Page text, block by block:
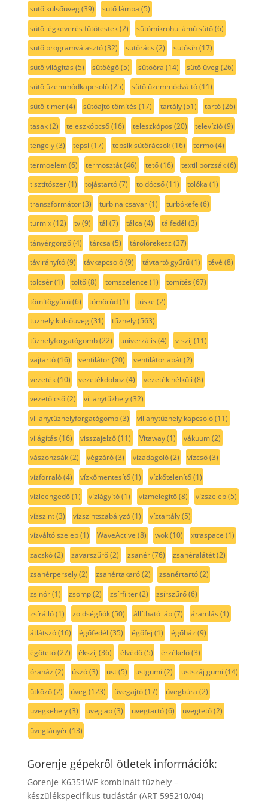
sütő külsőüveg(39) sütő lámpa (5)
sütő légkeverés fűtőtestek(2) sütőmikrohullámú sütő(6)
sütő programválasztó(32) sütőrács (2) sütősín(17)
sütő világítás (5) sütőégő(5) sütőóra (14) sütő üveg(26)
sütő üzemmódkapcsoló(25) sütő üzemmódváltó(11)
sűtő-timer(4) sűtőajtó tömítés (17) tartály(51) tartó(26)
tasak(2) teleszkópcső(16) teleszkópos (20) televízió(9)
tengely(3) tepsi (17) tepsik sütőrácsok(16) termo(4)
termoelem(6) termosztát(46) tető(16) textil porzsák(6)
tisztítószer(1) tojástartó(7) toldócső(11) tolóka (1)
transzformátor(3) turbina csavar(1) turbókefe (6)
turmix(12) tv(9) tál (7) tálca (4) tálfedél (3)
tányérgörgő(4) tárcsa (5) tárolórekesz (37)
távirányító(9) távkapcsoló(9) távtartó gyűrű(1) tévé (8)
tölcsér(1) töltő(8) tömszelence (1) tömítés (67)
tömítőgyűrű(6) tömőrúd(1) tüske (2)
tüzhely külsőüveg(31) tűzhely(563)
tűzhelyforgatógomb(22) univerzális (4) v-szíj (11)
vajtartó(16) ventilátor(20) ventilátorlapát(2)
vezeték(10) vezetékdoboz (4) vezeték nélküli (8)
vezető cső(2) villanytűzhely(32)
villanytűzhelyforgatógomb(3) villanytűzhely kapcsoló(11)
világítás (16) visszajelző(11) Vitaway(1) vákuum(2)
vászonzsák(2) végzáró(3) vízadagoló(2) vízcső(3)
vízforraló(4) vízkőmentesítő(1) vízkőtelenítő(1)
vízleengedő(1) vízlágyító(1) vízmelegítő(8) vízszelep(5)
vízszint(3) vízszintszabályzó(1) víztartály(5)
vízváltó szelep(1) WaveActive (8) wok(10) xtraspace (1)
zacskó(2) zavarszűrő(2) zsanér(76) zsanéralátét(2)
zsanérpersely(2) zsanértakaró(2) zsanértartó(2)
zsinór(1) zsomp(2) zsírfilter(2) zsírszűrő(6)
zsírálló(1) zöldségfiók(50) állítható láb(7) áramlás (1)
átlátszó(16) égőfedél (35) égőfej (1) égőház (9)
égőtető(27) ékszíj (36) élvédő(5) érzékelő(3)
óraház (2) úszó(3) üst(5) üstgumi (2) üstszáj gumi (14)
ütköző(2) üveg(123) üvegajtó(17) üvegbúra (2)
üvegkehely(3) üveglap(3) üvegtartó(6) üvegtető(2)
üvegtányér(13)
Gorenje gépekről ötletek információk:
Gorenje K6351WF kombinált tűzhely –
készülékspecifikus tudástár (ART 595210/04)